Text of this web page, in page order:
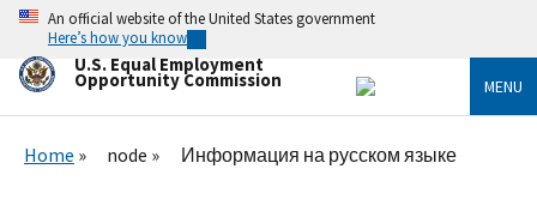
Skip
main
content
An official website of the United States government
Here’s how you know
U.S. Equal Employment
Opportunity Commission MENU
Home node Информация на русском языке